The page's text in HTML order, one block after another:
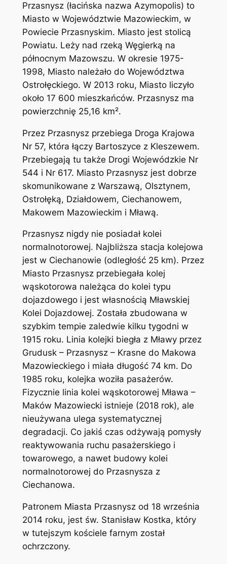
Przasnysz (łacińska nazwa Azymopolis) to
Miasto w Województwie Mazowieckim, w
Powiecie Przasnyskim. Miasto jest stolicą
Powiatu. Leży nad rzeką Węgierką na
północnym Mazowszu. W okresie 1975-
1998, Miasto należało do Województwa
Ostrołęckiego. W 2013 roku, Miasto liczyło
około 17 600 mieszkańców. Przasnysz ma
powierzchnię 25,16 km².
Przez Przasnysz przebiega Droga Krajowa
Nr 57, która łączy Bartoszyce z Kleszewem.
Przebiegają tu także Drogi Wojewódzkie Nr
544 i Nr 617. Miasto Przasnysz jest dobrze
skomunikowane z Warszawą, Olsztynem,
Ostrołęką, Działdowem, Ciechanowem,
Makowem Mazowieckim i Mławą.
Przasnysz nigdy nie posiadał kolei
normalnotorowej. Najbliższa stacja kolejowa
jest w Ciechanowie (odległość 25 km). Przez
Miasto Przasnysz przebiegała kolej
wąskotorowa należąca do kolei typu
dojazdowego i jest własnością Mławskiej
Kolei Dojazdowej. Została zbudowana w
szybkim tempie zaledwie kilku tygodni w
1915 roku. Linia kolejki biegła z Mławy przez
Grudusk – Przasnysz – Krasne do Makowa
Mazowieckiego i miała długość 74 km. Do
1985 roku, kolejka woziła pasażerów.
Fizycznie linia kolei wąskotorowej Mława –
Maków Mazowiecki istnieje (2018 rok), ale
nieużywana ulega systematycznej
degradacji. Co jakiś czas odżywają pomysły
reaktywowania ruchu pasażerskiego i
towarowego, a nawet budowy kolei
normalnotorowej do Przasnysza z
Ciechanowa.
Patronem Miasta Przasnysz od 18 września
2014 roku, jest św. Stanisław Kostka, który
w tutejszym kościele farnym został
ochrzczony.